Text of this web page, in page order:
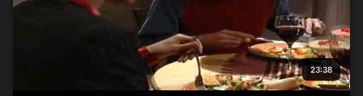
23:38